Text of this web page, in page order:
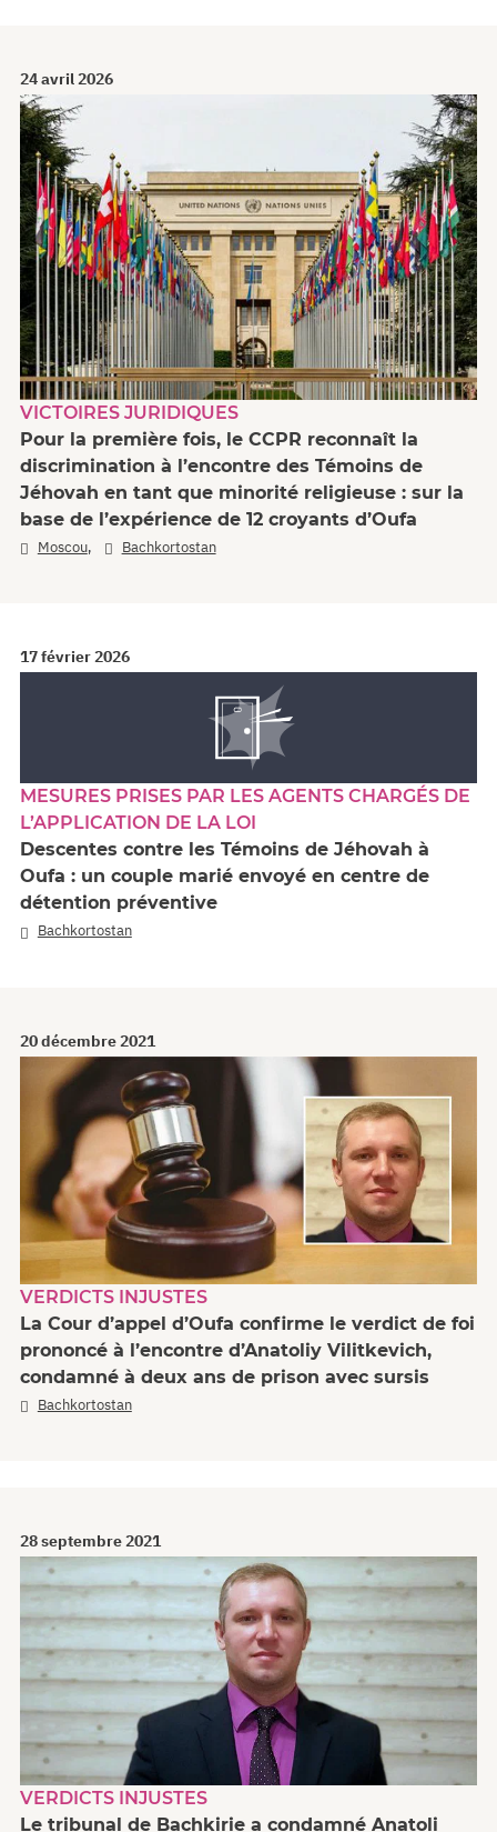
24 avril 2026
VICTOIRES JURIDIQUES
Pour la première fois, le CCPR reconnaît la
discrimination à l’encontre des Témoins de
Jéhovah en tant que minorité religieuse : sur la
base de l’expérience de 12 croyants d’Oufa
Moscou, Bachkortostan
17 février 2026
MESURES PRISES PAR LES AGENTS CHARGÉS DE
L’APPLICATION DE LA LOI
Descentes contre les Témoins de Jéhovah à
Oufa : un couple marié envoyé en centre de
détention préventive
Bachkortostan
20 décembre 2021
VERDICTS INJUSTES
La Cour d’appel d’Oufa confirme le verdict de foi
prononcé à l’encontre d’Anatoliy Vilitkevich,
condamné à deux ans de prison avec sursis
Bachkortostan
28 septembre 2021
VERDICTS INJUSTES
Le tribunal de Bachkirie a condamné Anatoli